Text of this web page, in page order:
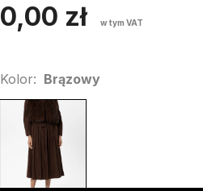
0,00 zł w tym VAT
Kolor: Brązowy